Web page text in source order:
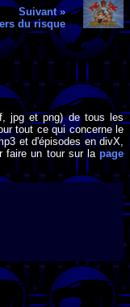
Suivant »
du risque
jpg et png) de tous les
tout ce qui concerne le
et d'épisodes en divX,
faire un tour sur la page